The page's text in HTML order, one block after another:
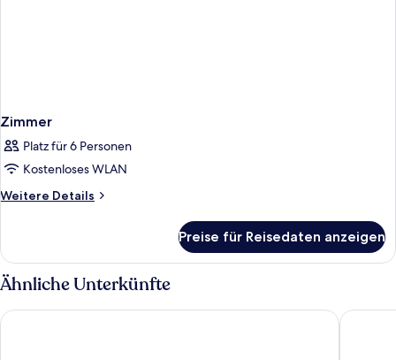
Zimmer
Platz für 6 Personen
Kostenloses WLAN
Weitere Details
Weitere
Preise für Reisedaten anzeigen
Ähnliche Unterkünfte
Albani Hotel Roma Augusta